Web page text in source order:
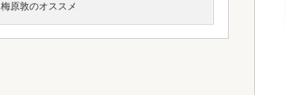
梅原敦のオススメ